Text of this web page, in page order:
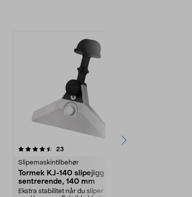
23
Slipemaskintilbehør
Tormek KJ-140 slipejigg bred
sentrerende, 140 mm
Ekstra stabilitet når du sliper kniver
5.0 av 5 stjerner